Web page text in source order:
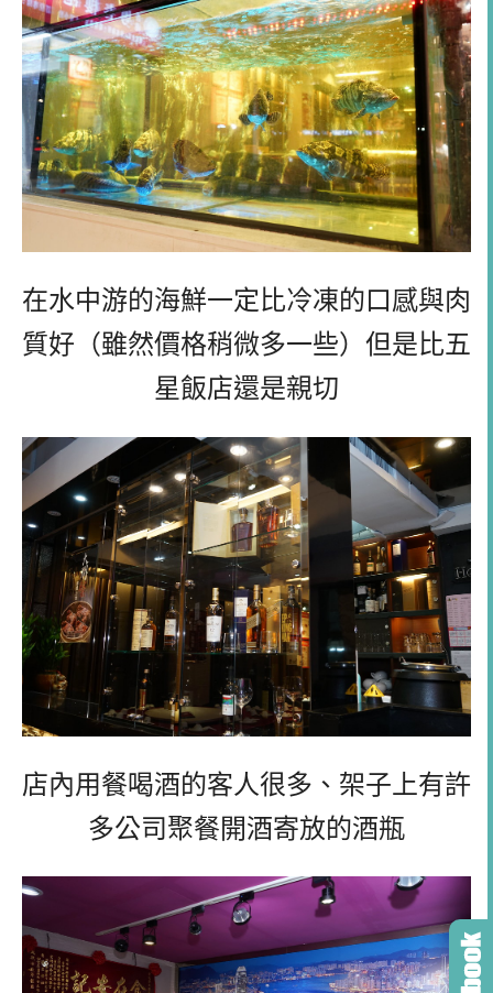
在水中游的海鮮一定比冷凍的口感與肉
質好（雖然價格稍微多一些）但是比五
星飯店還是親切
店內用餐喝酒的客人很多、架子上有許
多公司聚餐開酒寄放的酒瓶